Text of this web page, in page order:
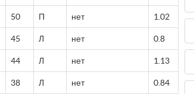
50 П нет 1.02
45 Л нет 0.8
44 Л нет 1.13
38 Л нет 0.84